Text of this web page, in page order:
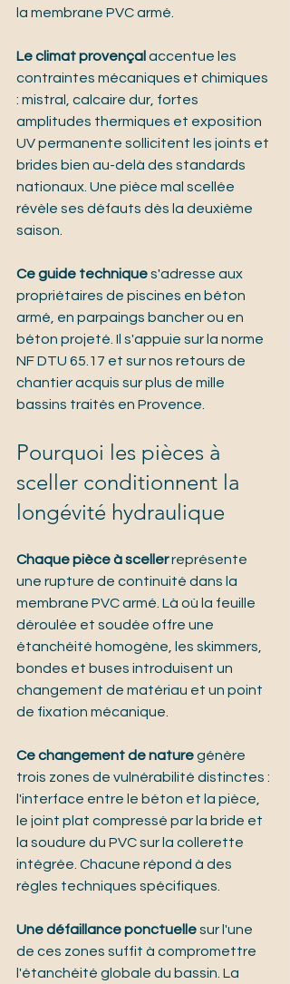
la membrane PVC armé.
Le climat provençal accentue les
contraintes mécaniques et chimiques
: mistral, calcaire dur, fortes
amplitudes thermiques et exposition
UV permanente sollicitent les joints et
brides bien au-delà des standards
nationaux. Une pièce mal scellée
révèle ses défauts dès la deuxième
saison.
Ce guide technique s'adresse aux
propriétaires de piscines en béton
armé, en parpaings bancher ou en
béton projeté. Il s'appuie sur la norme
NF DTU 65.17 et sur nos retours de
chantier acquis sur plus de mille
bassins traités en Provence.
Pourquoi les pièces à
sceller conditionnent la
longévité hydraulique
Chaque pièce à sceller représente
une rupture de continuité dans la
membrane PVC armé. Là où la feuille
déroulée et soudée offre une
étanchéité homogène, les skimmers,
bondes et buses introduisent un
changement de matériau et un point
de fixation mécanique.
Ce changement de nature génère
trois zones de vulnérabilité distinctes :
l'interface entre le béton et la pièce,
le joint plat compressé par la bride et
la soudure du PVC sur la collerette
intégrée. Chacune répond à des
règles techniques spécifiques.
Une défaillance ponctuelle sur l'une
de ces zones suffit à compromettre
l'étanchéité globale du bassin. La